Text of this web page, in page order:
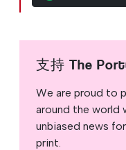
支持 The
We are proud to
around the world
unbiased news
print.